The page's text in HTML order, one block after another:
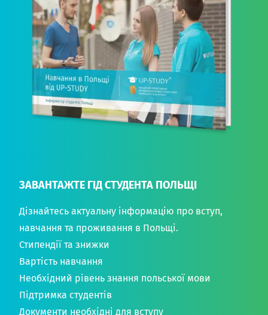
ЗАВАНТАЖТЕ ГІД СТУДЕНТА ПОЛЬЩІ
Дізнайтесь актуальну інформацію про вступ,
навчання та проживання в Польщі.
Стипендії та знижки
Вартість навчання
Необхідний рівень знання польської мови
Підтримка студентів
Документи необхідні для вступу